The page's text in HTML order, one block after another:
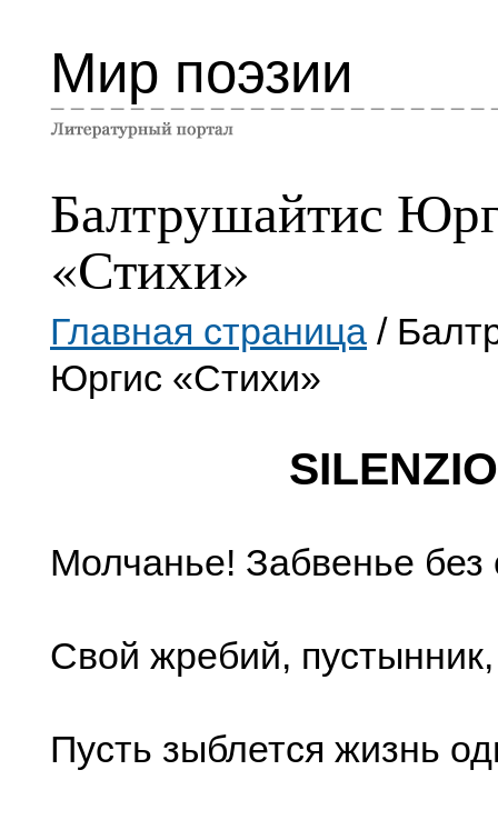
Мир поэзии
Балтрушайтис
«Стихи»
Главная страница /
Юргис «Стихи»
SILENZIO
Молчанье! Забвенье без
Свой жребий,
Пусть зыблется жизнь